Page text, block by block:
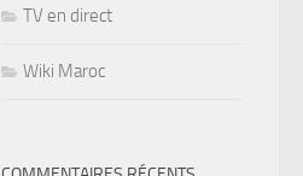
TV en direct
Wiki Maroc